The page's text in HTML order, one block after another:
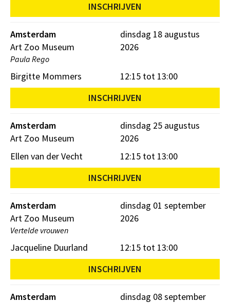
INSCHRIJVEN
Amsterdam
Art Zoo Museum
Paula Rego
dinsdag 18 augustus
2026
12:15 tot 13:00
Birgitte Mommers
INSCHRIJVEN
Amsterdam
Art Zoo Museum
dinsdag 25 augustus
2026
12:15 tot 13:00
Ellen van der Vecht
INSCHRIJVEN
Amsterdam
Art Zoo Museum
Vertelde vrouwen
dinsdag 01 september
2026
12:15 tot 13:00
Jacqueline Duurland
INSCHRIJVEN
Amsterdam
dinsdag 08 september